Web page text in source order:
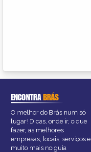
ENCONTRABRÁS
O melhor do Brás num só
lugar! Dicas, onde ir, o que
fazer, as melhores
empresas, locais, serviços e
muito mais no guia